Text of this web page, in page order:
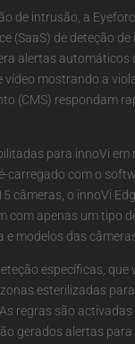
de intrusão, a
(SaaS) de deteção
alertas automáticos
mostrando a
(CMS) respondam
para innoVi
com o
câmeras, o innoVi
com apenas um tipo
modelos das câmeras
específicas, que
esterilizadas
regras são
gerados alertas para